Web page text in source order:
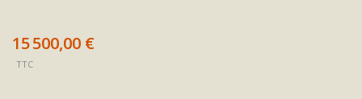
15 500,00 €
TTC